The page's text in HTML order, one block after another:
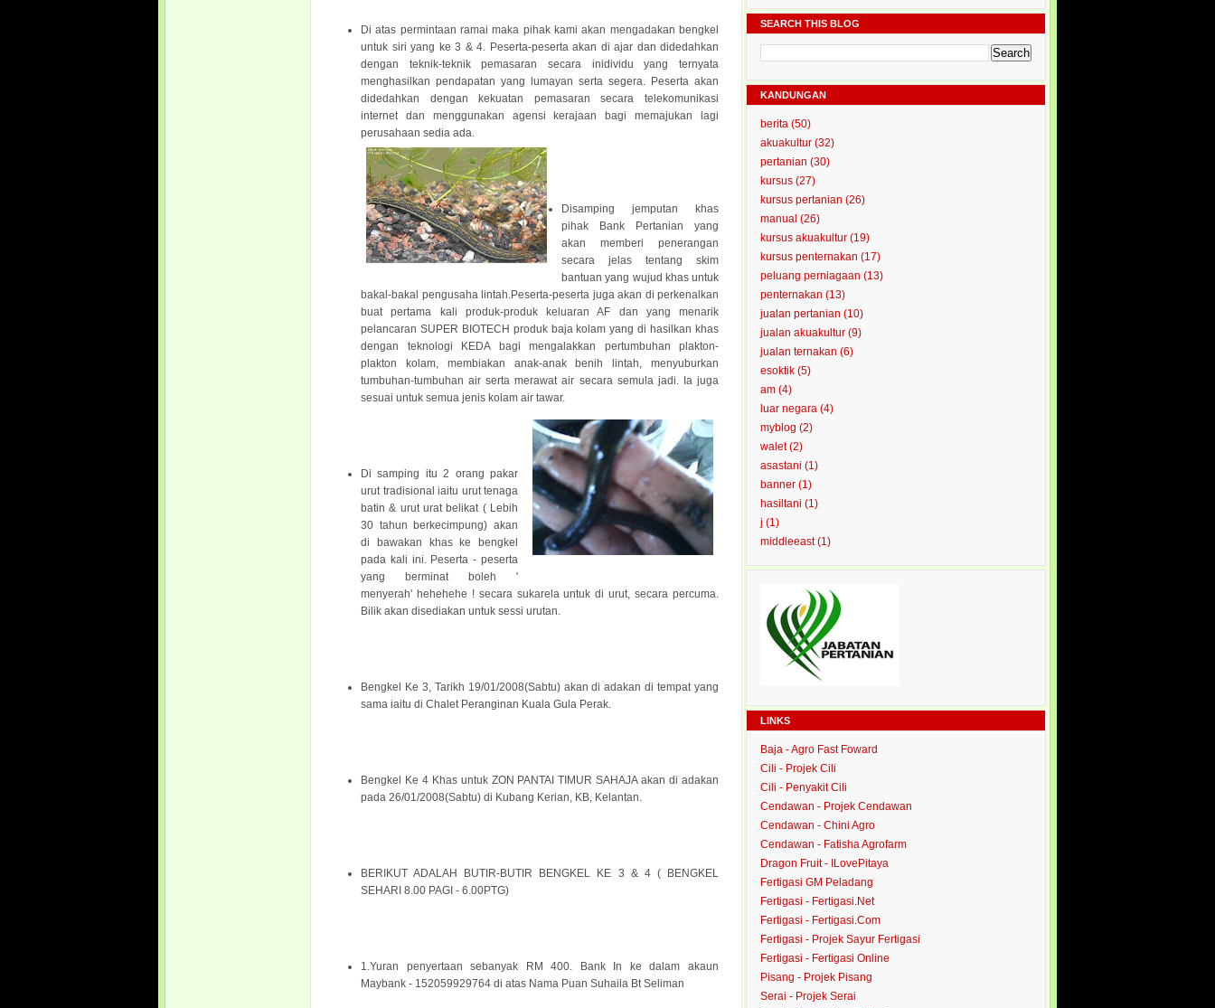
Di atas permintaan ramai maka pihak kami akan mengadakan bengkel
untuk siri yang ke 3 & 4. Peserta-peserta akan di ajar dan didedahkan
dengan teknik-teknik pemasaran secara inidividu yang ternyata
menghasilkan pendapatan yang lumayan serta segera. Peserta akan
didedahkan dengan kekuatan pemasaran secara telekomunikasi
internet dan menggunakan agensi kerajaan bagi memajukan lagi
perusahaan sedia ada.
Disamping jemputan khas
pihak Bank Pertanian yang
akan memberi penerangan
secara jelas tentang skim
bantuan yang wujud khas untuk
bakal-bakal pengusaha lintah.Peserta-peserta juga akan di perkenalkan
buat pertama kali produk-produk keluaran AF dan yang menarik
pelancaran SUPER BIOTECH produk baja kolam yang di hasilkan khas
dengan teknologi KEDA bagi mengalakkan pertumbuhan plakton-
plakton kolam, membiakan anak-anak benih lintah, menyuburkan
tumbuhan-tumbuhan air serta merawat air secara semula jadi. Ia juga
sesuai untuk semua jenis kolam air tawar.
Di samping itu 2 orang pakar
urut tradisional iaitu urut tenaga
batin & urut urat belikat ( Lebih
30 tahun berkecimpung) akan
di bawakan khas ke bengkel
pada kali ini. Peserta - peserta
yang berminat boleh '
menyerah' hehehehe ! secara sukarela untuk di urut, secara percuma.
Bilik akan disediakan untuk sessi urutan.
Bengkel Ke 3, Tarikh 19/01/2008(Sabtu) akan di adakan di tempat yang
sama iaitu di Chalet Peranginan Kuala Gula Perak.
Bengkel Ke 4 Khas untuk ZON PANTAI TIMUR SAHAJA akan di adakan
pada 26/01/2008(Sabtu) di Kubang Kerian, KB, Kelantan.
BERIKUT ADALAH BUTIR-BUTIR BENGKEL KE 3 & 4 ( BENGKEL
SEHARI 8.00 PAGI - 6.00PTG)
1.Yuran penyertaan sebanyak RM 400. Bank In ke dalam akaun
Maybank - 152059929764 di atas Nama Puan Suhaila Bt Seliman
SEARCH THIS BLOG
KANDUNGAN
berita (50)
akuakultur (32)
pertanian (30)
kursus (27)
kursus pertanian (26)
manual (26)
kursus akuakultur (19)
kursus penternakan (17)
peluang perniagaan (13)
penternakan (13)
jualan pertanian (10)
jualan akuakultur (9)
jualan ternakan (6)
esoktik (5)
am (4)
luar negara (4)
myblog (2)
walet(2)
asastani (1)
banner (1)
hasiltani (1)
j (1)
middleeast(1)
LINKS
Baja - Agro Fast Foward
Cili - Projek Cili
Cili - Penyakit Cili
Cendawan - Projek Cendawan
Cendawan - Chini Agro
Cendawan - Fatisha Agrofarm
Dragon Fruit - ILovePitaya
Fertigasi GM Peladang
Fertigasi - Fertigasi.Net
Fertigasi - Fertigasi.Com
Fertigasi - Projek Sayur Fertigasi
Fertigasi - Fertigasi Online
Pisang - Projek Pisang
Serai - Projek Serai